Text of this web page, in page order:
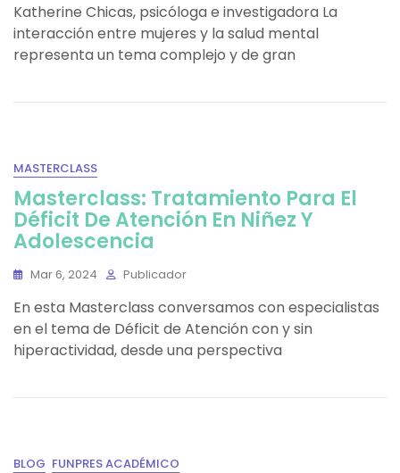
Katherine Chicas, psicóloga e investigadora La
interacción entre mujeres y la salud mental
representa un tema complejo y de gran
MASTERCLASS
Masterclass: Tratamiento Para El
Déficit De Atención En Niñez Y
Adolescencia
Mar 6, 2024 Publicador
En esta Masterclass conversamos con especialistas
en el tema de Déficit de Atención con y sin
hiperactividad, desde una perspectiva
BLOG FUNPRES ACADÉMICO